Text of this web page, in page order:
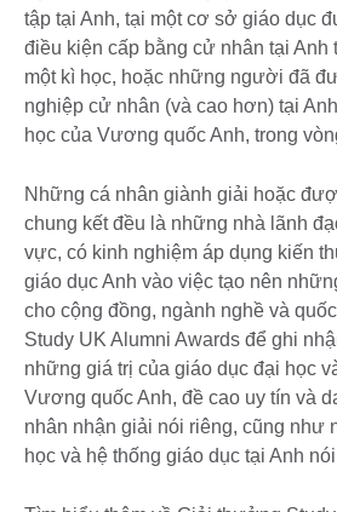
tập tại Anh, tại một cơ sở giáo dục
điều kiện cấp bằng cử nhân tại Anh
một kì học, hoặc những người đã
nghiệp cử nhân (và cao hơn) tại
học của Vương quốc Anh, trong
Những cá nhân giành giải hoặc
chung kết đều là những nhà lãnh
vực, có kinh nghiệm áp dụng kiến
giáo dục Anh vào việc tạo nên
cho cộng đồng, ngành nghề và
Study UK Alumni Awards để ghi
những giá trị của giáo dục đại học
Vương quốc Anh, đề cao uy tín và
nhân nhận giải nói riêng, cũng như
học và hệ thống giáo dục tại Anh